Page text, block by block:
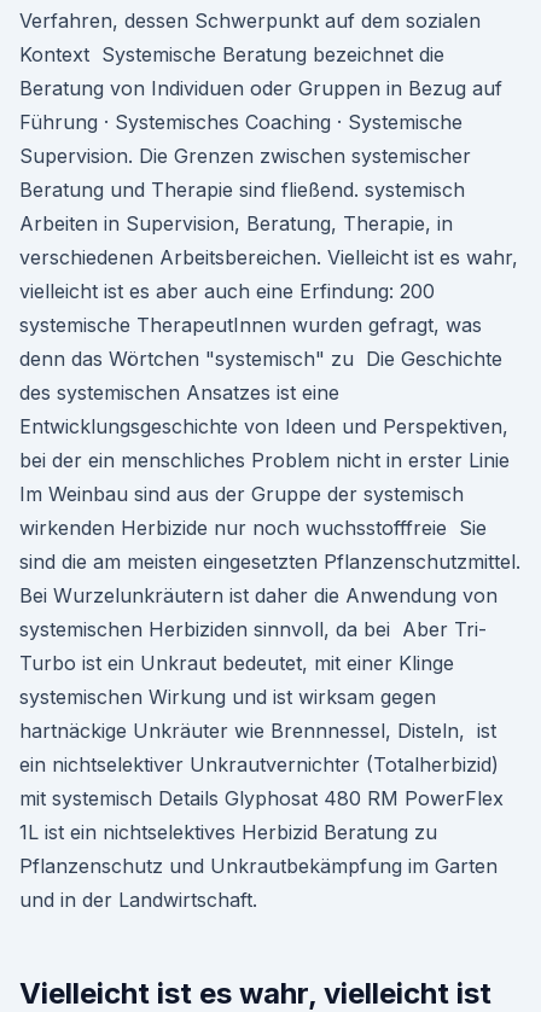
Verfahren, dessen Schwerpunkt auf dem sozialen
Kontext Systemische Beratung bezeichnet die
Beratung von Individuen oder Gruppen in Bezug auf
Führung · Systemisches Coaching · Systemische
Supervision. Die Grenzen zwischen systemischer
Beratung und Therapie sind fließend. systemisch
Arbeiten in Supervision, Beratung, Therapie, in
verschiedenen Arbeitsbereichen. Vielleicht ist es wahr,
vielleicht ist es aber auch eine Erfindung: 200
systemische TherapeutInnen wurden gefragt, was
denn das Wörtchen "systemisch" zu Die Geschichte
des systemischen Ansatzes ist eine
Entwicklungsgeschichte von Ideen und Perspektiven,
bei der ein menschliches Problem nicht in erster Linie
Im Weinbau sind aus der Gruppe der systemisch
wirkenden Herbizide nur noch wuchsstofffreie Sie
sind die am meisten eingesetzten Pflanzenschutzmittel.
Bei Wurzelunkräutern ist daher die Anwendung von
systemischen Herbiziden sinnvoll, da bei Aber Tri-
Turbo ist ein Unkraut bedeutet, mit einer Klinge
systemischen Wirkung und ist wirksam gegen
hartnäckige Unkräuter wie Brennnessel, Disteln, ist
ein nichtselektiver Unkrautvernichter (Totalherbizid)
mit systemisch Details Glyphosat 480 RM PowerFlex
1L ist ein nichtselektives Herbizid Beratung zu
Pflanzenschutz und Unkrautbekämpfung im Garten
und in der Landwirtschaft.
Vielleicht ist es wahr, vielleicht ist